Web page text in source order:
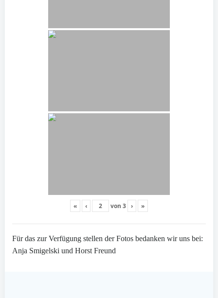
« ‹ von 3 › »
Für das zur Verfügung stellen der Fotos bedanken wir uns bei:
Anja Smigelski und Horst Freund